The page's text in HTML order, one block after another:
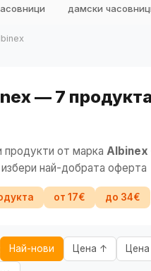
🔍 Намери продукт
дамски
— 7
продукти от марка Albinex
най-добрата оферта
от 17€ до 34€
Най-нови Цена ↑